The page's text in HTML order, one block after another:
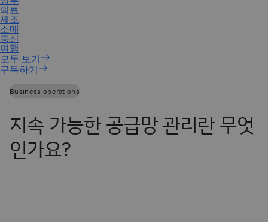
구독하기
Business operations
지속 가능한 공급망 관리란 무엇
인가요?